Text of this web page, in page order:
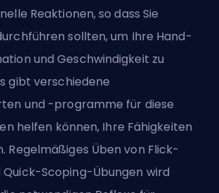
Reaktionen, so dass Sie
sollten, um Ihre Hand-
und Geschwindigkeit zu
gibt verschiedene
und -programme für diese
helfen können, Ihre Fähigkeiten
Regelmäßiges Üben von Flick-
Quick-Scoping-Übungen wird